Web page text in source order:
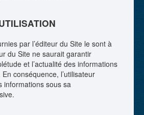
par l’éditeur du Site le sont à
du Site ne saurait garantir
et l’actualité des informations
conséquence, l’utilisateur
informations sous sa